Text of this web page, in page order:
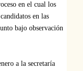
en el cual los
en las
bajo observación
a la secretaría